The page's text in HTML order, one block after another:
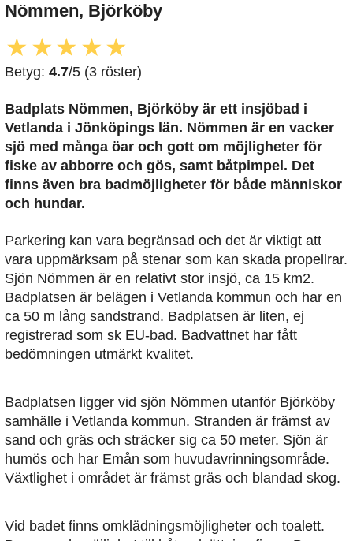
Nömmen, Björköby
★ ★★ ★★
Betyg: 4.7/5 (3 röster)
Badplats Nömmen, Björköby är ett insjöbad i
Vetlanda i Jönköpings län. Nömmen är en vacker
sjö med många öar och gott om möjligheter för
fiske av abborre och gös, samt båtpimpel. Det
finns även bra badmöjligheter för både människor
och hundar.
Parkering kan vara begränsad och det är viktigt att
vara uppmärksam på stenar som kan skada propellrar.
Sjön Nömmen är en relativt stor insjö, ca 15 km2.
Badplatsen är belägen i Vetlanda kommun och har en
ca 50 m lång sandstrand. Badplatsen är liten, ej
registrerad som sk EU-bad. Badvattnet har fått
bedömningen utmärkt kvalitet.
Badplatsen ligger vid sjön Nömmen utanför Björköby
samhälle i Vetlanda kommun. Stranden är främst av
sand och gräs och sträcker sig ca 50 meter. Sjön är
humös och har Emån som huvudavrinningsområde.
Växtlighet i området är främst gräs och blandad skog.
Vid badet finns omklädningsmöjligheter och toalett.